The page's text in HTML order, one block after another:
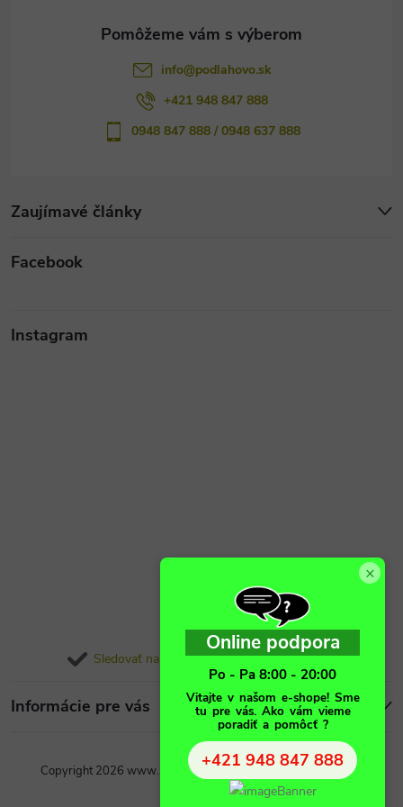
Zaujímavé články
info@podlahovo.sk
+421 948 847 888
0948 847 888 / 0948 637 888
Facebook
Instagram
Sledovať na Instagrame
Informácie pre vás
Copyright 2026 www.podlahovo.sk. Všetky práva vyhradené.
×
Online podpora
Po - Pa 8:00 - 20:00
Vitajte v našom e-shope! Sme
tu pre vás. Ako vám vieme
poradiť a pomôcť ?
+421 948 847 888